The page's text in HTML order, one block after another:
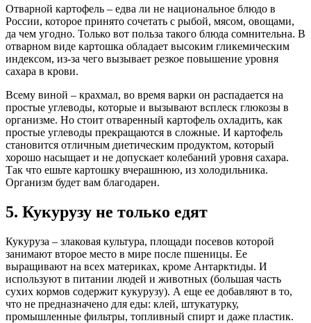
Отварной картофель – едва ли не национальное блюдо в
России, которое принято сочетать с рыбой, мясом, овощами,
да чем угодно. Только вот польза такого блюда сомнительна. В
отварном виде картошка обладает высоким гликемическим
индексом, из-за чего вызывает резкое повышение уровня
сахара в крови.
Всему виной – крахмал, во время варки он распадается на
простые углеводы, которые и вызывают всплеск глюкозы в
организме. Но стоит отваренный картофель охладить, как
простые углеводы прекращаются в сложные. И картофель
становится отличным диетическим продуктом, который
хорошо насыщает и не допускает колебаний уровня сахара.
Так что ешьте картошку вчерашнюю, из холодильника.
Организм будет вам благодарен.
5. Кукурузу не только едят
Кукуруза – злаковая культура, площади посевов которой
занимают второе место в мире после пшеницы. Ее
выращивают на всех материках, кроме Антарктиды. И
используют в питании людей и животных (большая часть
сухих кормов содержит кукурузу). А еще ее добавляют в то,
что не предназначено для еды: клей, штукатурку,
промышленные фильтры, топливный спирт и даже пластик.